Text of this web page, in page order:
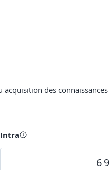
des
Intra
6